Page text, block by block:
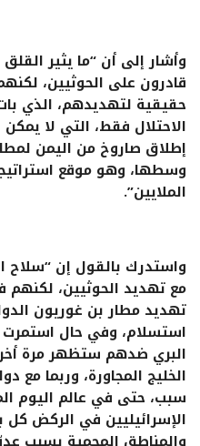
وأشار إلى أن “ما يثير
قادرون على الحوثيين،
حقيقية لتهديدهم، الذي
الاحتلال فقط، التي لا
إطلاق صاروخ من اليمن
وسطها، وهو موقع
الملايين”.
واستدرك بالقول إن “سلاح
مع تهديد الحوثيين،
تهديد مطار بن غوريون
استسلام، وفي حال استمرت
البري ضدهم ستظهر مرة
الخليج المجاورة، وربما مع
سبب، حتى في عالم اليوم
الإسرائيليين في الركض كل